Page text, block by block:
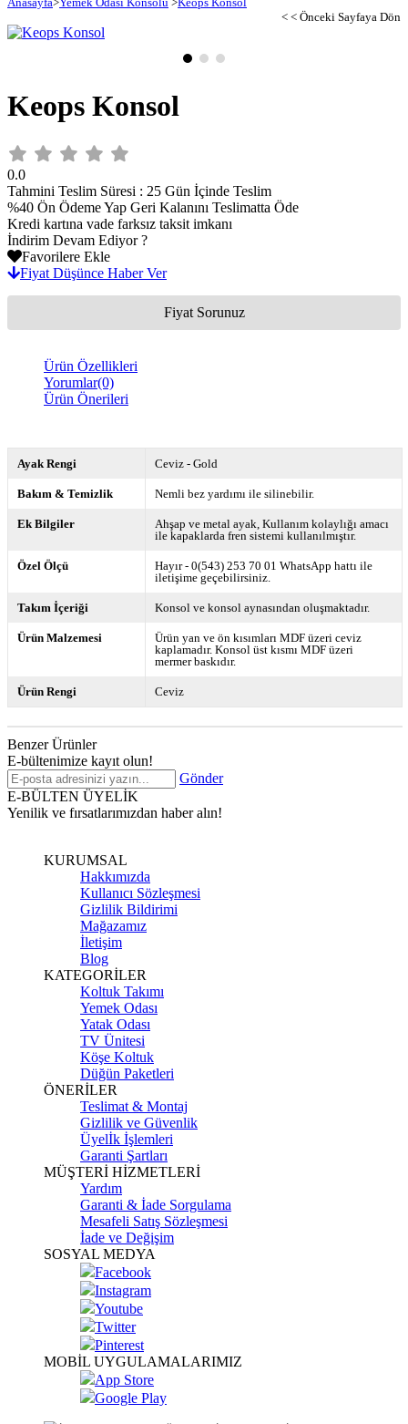
< < Önceki Sayfaya Dön
Keops Konsol
0.0
Tahmini Teslim Süresi : 25 Gün İçinde Teslim
%40 Ön Ödeme Yap Geri Kalanını Teslimatta Öde
Kredi kartına vade farksız taksit imkanı
İndirim Devam Ediyor ?
Favorilere Ekle
Fiyat Düşünce Haber Ver
Fiyat Sorunuz
Ürün Özellikleri
Yorumlar(0)
Ürün Önerileri
Ayak Rengi Ceviz - Gold
Bakım & Temizlik Nemli bez yardımı ile silinebilir.
Ek Bilgiler Ahşap ve metal ayak Kullanım kolaylığı amacı
ile kapaklarda fren sistemi kullanılmıştır.
Özel Ölçü
Hayır - 0(543) 253 70 01 WhatsApp hattı ile
iletişime geçebilirsiniz.
Takım İçeriği Konsol ve konsol aynasından oluşmaktadır.
Ürün Malzemesi
Ürün yan ve ön kısımları MDF üzeri ceviz
kaplamadır. Konsol üst kısmı MDF üzeri
mermer baskıdır.
Ürün Rengi Ceviz
Benzer Ürünler
E-bültenimize kayıt olun!
Gönder
E-BÜLTEN ÜYELİK
Yenilik ve fırsatlarımızdan haber alın!
KURUMSAL
Hakkımızda
Kullanıcı Sözleşmesi
Gizlilik Bildirimi
Mağazamız
İletişim
Blog
KATEGORİLER
Koltuk Takımı
Yemek Odası
Yatak Odası
TV Ünitesi
Köşe Koltuk
Düğün Paketleri
ÖNERİLER
Teslimat & Montaj
Gizlilik ve Güvenlik
Üyelİk İşlemleri
Garanti Şartları
MÜŞTERİ HİZMETLERİ
Yardım
Garanti & İade Sorgulama
Mesafeli Satış Sözleşmesi
İade ve Değişim
SOSYAL MEDYA
Facebook
Instagram
Youtube
Twitter
Pinterest
MOBİL UYGULAMALARIMIZ
App Store
Google Play